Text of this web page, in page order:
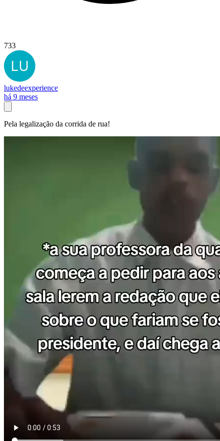
733
lukedeexperience
há 9 meses
Pela legalização da corrida de rua!